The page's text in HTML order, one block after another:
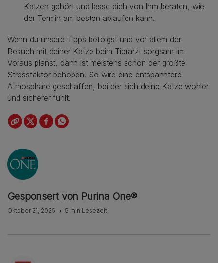
Katzen gehört und lasse dich von Ihm beraten, wie
der Termin am besten ablaufen kann.
Wenn du unsere Tipps befolgst und vor allem den
Besuch mit deiner Katze beim Tierarzt sorgsam im
Voraus planst, dann ist meistens schon der größte
Stressfaktor behoben. So wird eine entspanntere
Atmosphäre geschaffen, bei der sich deine Katze wohler
und sicherer fühlt.
Gesponsert von Purina One®
Oktober 21, 2025 5 min Lesezeit